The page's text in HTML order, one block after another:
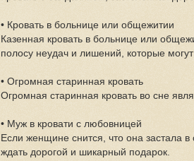
• Кровать в больнице или общежитии
Казенная кровать в больнице или
полосу неудач и лишений, которые могут
• Огромная старинная кровать
Огромная старинная кровать во сне
• Муж в кровати с любовницей
Если женщине снится, что она застала
ждать дорогой и шикарный подарок.